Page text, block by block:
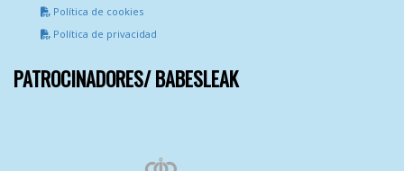
Política de cookies
Política de privacidad
PATROCINADORES/ BABESLEAK